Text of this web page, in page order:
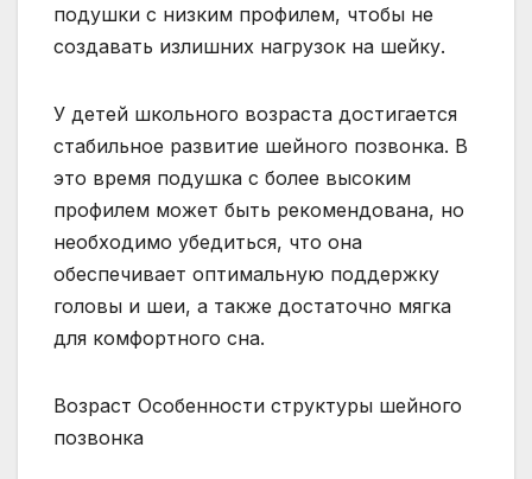
подушки с низким профилем, чтобы не
создавать излишних нагрузок на шейку.
У детей школьного возраста достигается
стабильное развитие шейного позвонка. В
это время подушка с более высоким
профилем может быть рекомендована, но
необходимо убедиться, что она
обеспечивает оптимальную поддержку
головы и шеи, а также достаточно мягка
для комфортного сна.
Возраст Особенности структуры шейного
позвонка